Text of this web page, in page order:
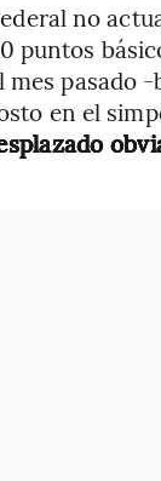
no
puntos
pasado -
en el